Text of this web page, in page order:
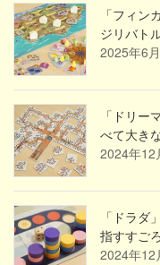
「フィン
ジリバト
2025年6
「ドリ
べて大き
2024年12
「ドラダ
指すすご
2024年12